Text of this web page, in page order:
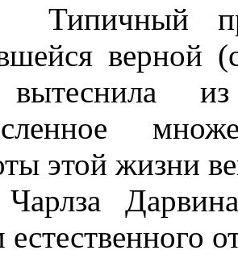
верной
этой жизни
естественного